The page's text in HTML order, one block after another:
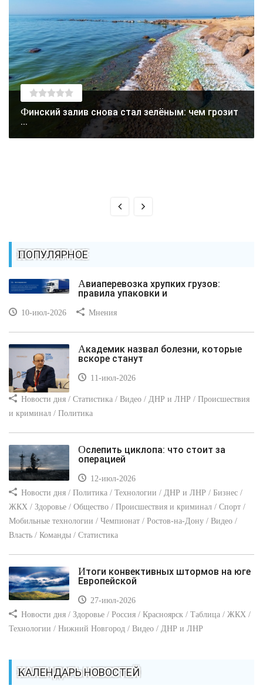
Финский залив снова стал зелёным: чем грозит
...
ПОПУЛЯРНОЕ
Авиаперевозка хрупких грузов:
правила упаковки и
10-июл-2026 Мнения
Академик назвал болезни, которые
вскоре станут
11-июл-2026
Новости дня / Статистика / Видео / ДНР и ЛНР / Происшествия
и криминал / Политика
Ослепить циклопа: что стоит за
операцией
12-июл-2026
Новости дня / Политика / Технологии / ДНР и ЛНР / Бизнес /
ЖКХ / Здоровье / Общество / Происшествия и криминал / Спорт /
Мобильные технологии / Чемпионат / Ростов-на-Дону / Видео /
Власть / Команды / Статистика
Итоги конвективных штормов на юге
Европейской
27-июл-2026
Новости дня / Здоровье / Россия / Красноярск / Таблица / ЖКХ /
Технологии / Нижний Новгород / Видео / ДНР и ЛНР
КАЛЕНДАРЬ НОВОСТЕЙ